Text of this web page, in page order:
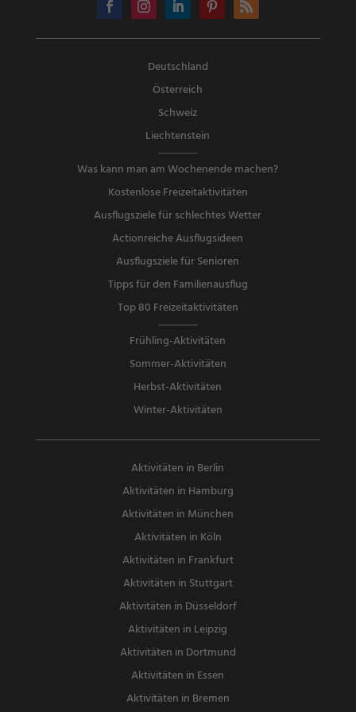
Deutschland
Österreich
Schweiz
Liechtenstein
Was kann man am Wochenende machen?
Kostenlose Freizeitaktivitäten
Ausflugsziele für schlechtes Wetter
Actionreiche Ausflugsideen
Ausflugsziele für Senioren
Tipps für den Familienausflug
Top 80 Freizeitaktivitäten
Frühling-Aktivitäten
Sommer-Aktivitäten
Herbst-Aktivitäten
Winter-Aktivitäten
Aktivitäten in Berlin
Aktivitäten in Hamburg
Aktivitäten in München
Aktivitäten in Köln
Aktivitäten in Frankfurt
Aktivitäten in Stuttgart
Aktivitäten in Düsseldorf
Aktivitäten in Leipzig
Aktivitäten in Dortmund
Aktivitäten in Essen
Aktivitäten in Bremen